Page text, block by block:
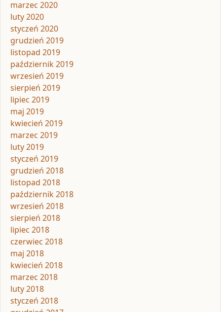
marzec 2020
luty 2020
styczeń 2020
grudzień 2019
listopad 2019
październik 2019
wrzesień 2019
sierpień 2019
lipiec 2019
maj 2019
kwiecień 2019
marzec 2019
luty 2019
styczeń 2019
grudzień 2018
listopad 2018
październik 2018
wrzesień 2018
sierpień 2018
lipiec 2018
czerwiec 2018
maj 2018
kwiecień 2018
marzec 2018
luty 2018
styczeń 2018